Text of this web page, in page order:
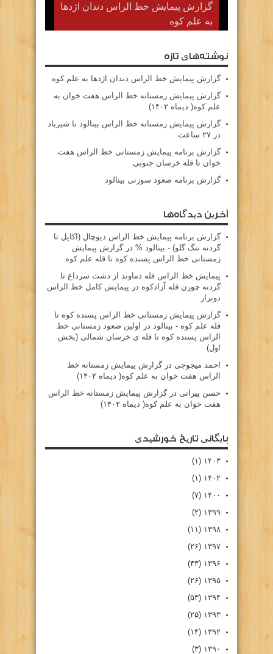
گزارش پیمایش خط الراس دندان اژدها
به علم کوه
گزارش پیمایش زمستانه خط الراس
هفت خوان به علم کوه( دیماه ۱۴۰۲)
نوشته‌های تازه
گزارش پیمایش خط الراس دندان اژدها به علم کوه
گزارش پیمایش زمستانه خط الراس هفت خوان به
علم کوه( دیماه ۱۴۰۲)
گزارش پیمایش زمستانه خط الراس بینالود تا شیرباد
در ۲۷ ساعت
گزارش برنامه پیمایش زمستانی خط الراس هفت
خوان تا قله خرسان جنوبی
گزارش برنامه صعود سوزنی بینالود
آخرین دیدگاه‌ها
گزارش برنامه پيمايش خط الراس ديوچال (اكاپل تا
گردنه تنگ گلو) - بينالود % درگزارش پیمایش
زمستانی خط الراس پسنده کوه تا قله علم کوه
پيمايش خط الراس قله دماوند از دشت سرداغ تا
گردنه چورن قله آزادكوه در پیمایش کامل خط الراس
دوبرار
گزارش پیمایش زمستانی خط الراس پسنده کوه تا
قله علم کوه - بينالود در اولین صعود زمستانی خط
الراس پسنده کوه تا قله ی خرسان شمالی (بخش
اول)
احمد میجوجی درگزارش پیمایش زمستانه خط
الراس هفت خوان به علم کوه( دیماه ۱۴۰۲)
حسن پیرانی درگزارش پیمایش زمستانه خط الراس
هفت خوان به علم کوه( دیماه ۱۴۰۲)
بایگانی تاریخ خورشیدی
۱۴۰۳ (۱)
۱۴۰۲ (۱)
۱۴۰۰ (۷)
۱۳۹۹ (۲)
۱۳۹۸ (۱۱)
۱۳۹۷ (۲۶)
۱۳۹۶ (۴۳)
۱۳۹۵ (۲۶)
۱۳۹۴ (۵۳)
۱۳۹۳ (۲۵)
۱۳۹۲ (۱۴)
۱۳۹۰ (۳)